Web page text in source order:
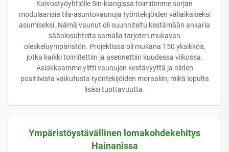
Kaivostyöyhtiölle Sin-kiangissa toimitimme sarjan
modulaarisia tila-asuntovaunuja työntekijöiden väliaikaiseksi
asumiseksi. Nämä vaunut oli suunniteltu kestämään ankaria
sääolosuhteita samalla tarjoten mukavan
oleskeluympäristön. Projektissa oli mukana 150 yksikköä,
jotka kaikki toimitettiin ja asennettiin kuudessa viikossa.
Asiakkaamme ylitti vaunujen kestävyyttä ja niiden
positiivista vaikutusta työntekijöiden moraaliin, mikä lopulta
lisäsi tuottavuutta.
Ympäristöystävällinen lomakohdekehitys
Hainanissa